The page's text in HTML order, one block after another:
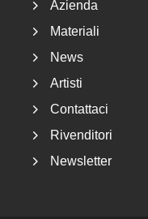
Azienda
Materiali
News
Artisti
Contattaci
Rivenditori
Newsletter